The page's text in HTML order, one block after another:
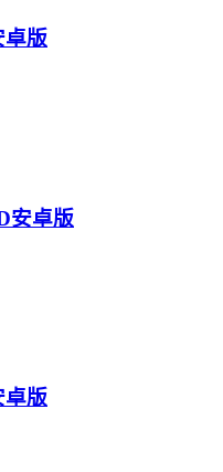
卓版
安卓版
卓版